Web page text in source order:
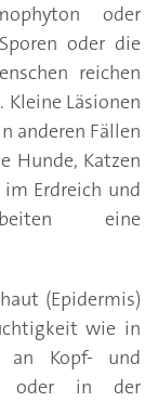
oder
oder die
reichen
Läsionen
anderen Fällen
Hunde, Katzen
Erdreich und
eine
(Epidermis)
wie in
an Kopf- und
oder in der